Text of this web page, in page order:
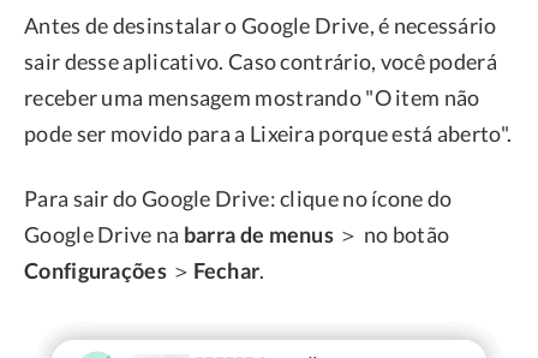
Antes de desinstalar o Google Drive, é necessário
sair desse aplicativo. Caso contrário, você poderá
receber uma mensagem mostrando "O item não
pode ser movido para a Lixeira porque está aberto".
Para sair do Google Drive: clique no ícone do
Google Drive na barra de menus ＞ no botão
Configurações＞ Fechar.